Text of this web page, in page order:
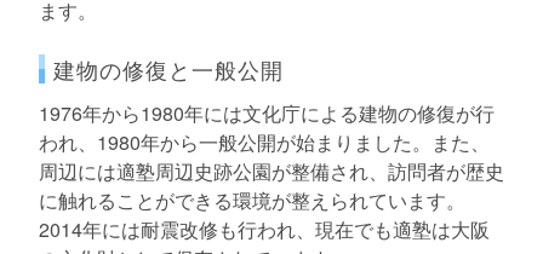
ます。
建物の修復と一般公開
1976年から1980年には文化庁による建物の修復が行
われ、1980年から一般公開が始まりました。また、
周辺には適塾周辺史跡公園が整備され、訪問者が歴史
に触れることができる環境が整えられています。
2014年には耐震改修も行われ、現在でも適塾は大阪